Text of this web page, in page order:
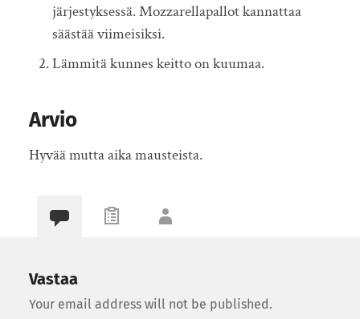
järjestyksessä. Mozzarellapallot kannattaa
säästää viimeisiksi.
Lämmitä kunnes keitto on kuumaa.
Arvio
Hyvää mutta aika mausteista.
Vastaa
Your email address will not be published.